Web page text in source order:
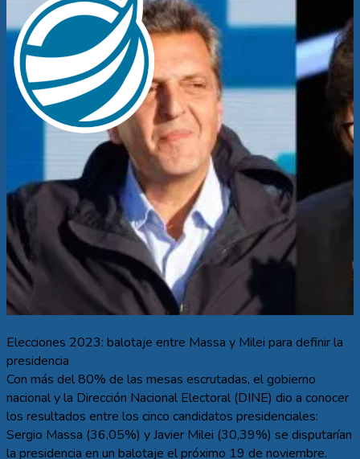
Elecciones 2023: balotaje entre Massa y Milei para definir la
presidencia
Con más del 80% de las mesas escrutadas, el gobierno
nacional y la Dirección Nacional Electoral (DINE) dio a conocer
los resultados entre los cinco candidatos presidenciales:
Sergio Massa (36,05%) y Javier Milei (30,39%) se disputarían
la presidencia en un balotaje el próximo 19 de noviembre.